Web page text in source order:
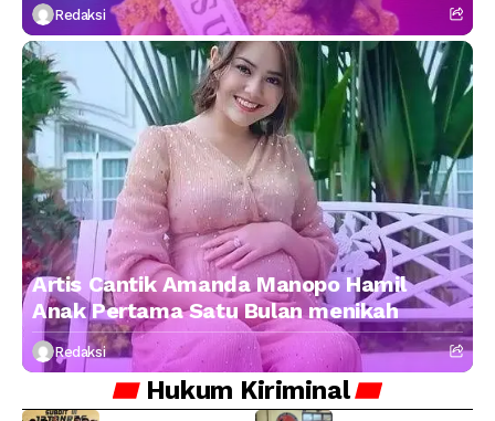
Redaksi
Artis Cantik Amanda Manopo Hamil
Anak Pertama Satu Bulan menikah
Redaksi
Hukum Kiriminal